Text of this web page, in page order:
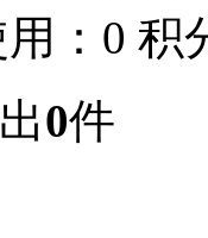
：0 积
0件